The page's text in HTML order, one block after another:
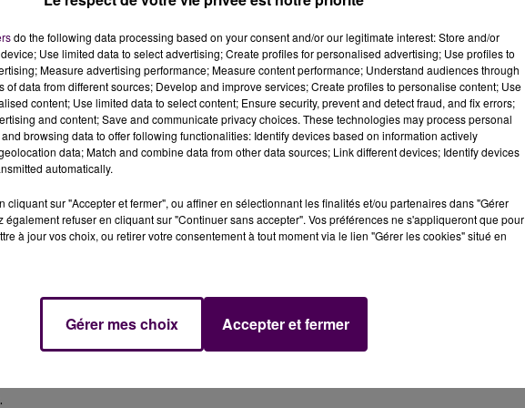
locales audon d'un objet devenu inutile.Il
centre national Médico Lions, situé au Havre, qui se
correction de vision. Le centre havrais sera à même
le monde entier, y compris en France, où elles sont
pour cela sur son réseau, composé de 46.000 Lions
garantissent que l'attribution des lunettes
le monde, qu'elle sera contrôlée, et dans la plus
DEPUIS 100 ANS
de la Vue, le 8 octobre dernier, u
deviennent aveugles chaque année. Et à 180 millions
visuelle dans le monde. De 40 à 45 millions d'entre
do the following data processing based on your consent and/or our legitimate interest: Store and/or
Use limited data to select advertising; Create profiles for personalised advertising; Use profiles to
Measure advertising performance; Measure content performance; Understand audiences through
of data from different sources; Develop and improve services; Create profiles to personalise content; Use
content; Use limited data to select content; Ensure security, prevent and detect fraud, and fix errors;
and content; Save and communicate privacy choices. These technologies may process personal
browsing data to offer following functionalities: Identify devices based on information actively
data; Match and combine data from other data sources; Link different devices; Identify devices
automatically.
cliquant sur "Accepter et fermer", ou affiner en sélectionnant les finalités et/ou partenaires dans "Gérer
également refuser en cliquant sur "Continuer sans accepter". Vos préférences ne s'appliqueront que pour
à jour vos choix, ou retirer votre consentement à tout moment via le lien "Gérer les cookies" situé en
Gérer mes choix Accepter et fermer